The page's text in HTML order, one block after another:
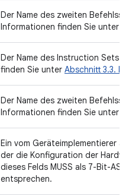
Der Name des zweiten
Informationen finden Sie unter
Der Name des Instruction Sets
finden Sie unter Abschnitt 3.3.
Der Name des zweiten
Informationen finden Sie unter
Ein vom Geräteimplementierer
der die Konfiguration der
dieses Felds MUSS als 7-Bit-
entsprechen.